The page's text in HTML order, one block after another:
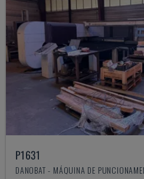
P1631
DANOBAT - MÁQUINA DE